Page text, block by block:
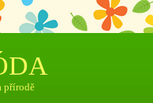
přírodě